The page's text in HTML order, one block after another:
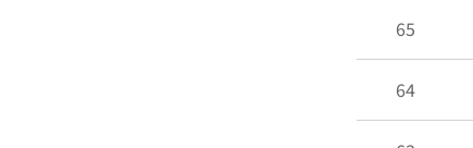
65
64